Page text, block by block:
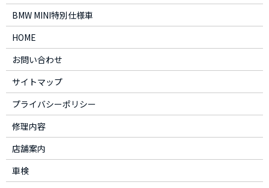
BMW MINI特別仕様車
HOME
お問い合わせ
サイトマップ
プライバシーポリシー
修理内容
店舗案内
車検